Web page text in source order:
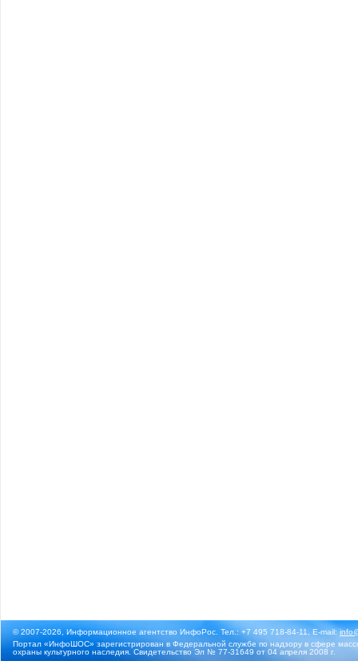
© 2007-2026, Информационное агентство ИнфоРос. Тел.: +7 495 718-84-11, E-mail:
Портал «ИнфоШОС» зарегистрирован в Федеральной службе по надзору в сфере
охраны культурного наследия. Свидетельство Эл № 77-31649 от 04 апреля 2008 г.